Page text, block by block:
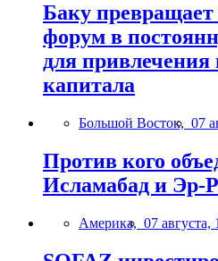
Баку
форум в
для привлечения
капитала
Большой Восток, 07
Против кого
Исламабад и Эр-
Америка, 07 августа,